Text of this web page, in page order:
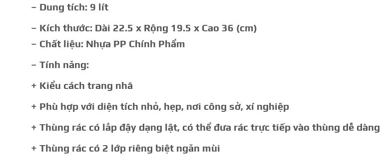
– Dung tích: 9 lít
– Kích thước: Dài 22.5 x Rộng 19.5 x Cao 36 (cm)
– Chất liệu: Nhựa PP Chính Phẩm
– Tính năng:
+ Kiểu cách trang nhã
+ Phù hợp với diện tích nhỏ, hẹp, nơi công sở, xí nghiệp
+ Thùng rác có lắp đậy dạng lật, có thể đưa rác trực tiếp vào thùng dễ dàng
+ Thùng rác có 2 lớp riêng biệt ngăn mùi